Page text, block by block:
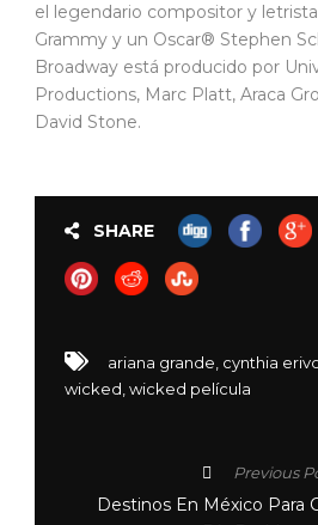
el legendario compositor y
Grammy y un Oscar® Stephen
Broadway está producido por
Productions, Marc Platt, Araca
David Stone.
SHARE
ariana grande, cynthia
wicked,wicked película
Previous
Destinos En México Para